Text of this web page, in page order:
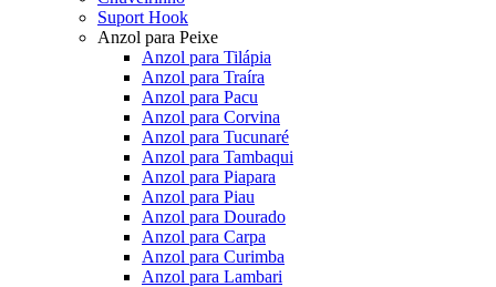
Suport Hook
Anzol para Peixe
Anzol para Tilápia
Anzol para Traíra
Anzol para Pacu
Anzol para Corvina
Anzol para Tucunaré
Anzol para Tambaqui
Anzol para Piapara
Anzol para Piau
Anzol para Dourado
Anzol para Carpa
Anzol para Curimba
Anzol para Lambari